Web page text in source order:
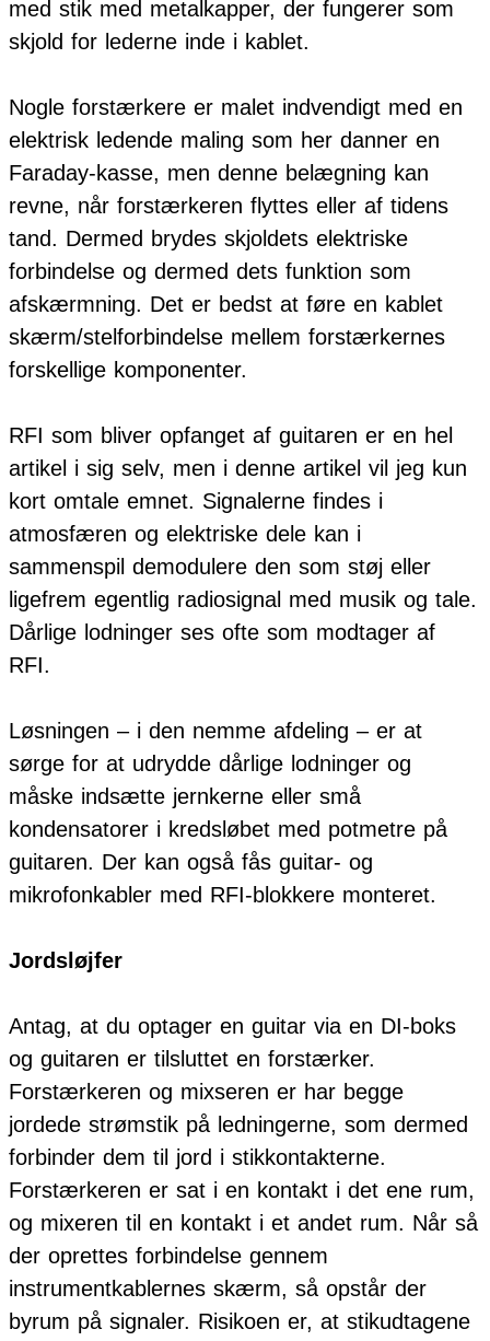
med stik med metalkapper, der fungerer som
skjold for lederne inde i kablet.
Nogle forstærkere er malet indvendigt med en
elektrisk ledende maling som her danner en
Faraday-kasse, men denne belægning kan
revne, når forstærkeren flyttes eller af tidens
tand. Dermed brydes skjoldets elektriske
forbindelse og dermed dets funktion som
afskærmning. Det er bedst at føre en kablet
skærm/stelforbindelse mellem forstærkernes
forskellige komponenter.
RFI som bliver opfanget af guitaren er en hel
artikel i sig selv, men i denne artikel vil jeg kun
kort omtale emnet. Signalerne findes i
atmosfæren og elektriske dele kan i
sammenspil demodulere den som støj eller
ligefrem egentlig radiosignal med musik og tale.
Dårlige lodninger ses ofte som modtager af
RFI.
Løsningen – i den nemme afdeling – er at
sørge for at udrydde dårlige lodninger og
måske indsætte jernkerne eller små
kondensatorer i kredsløbet med potmetre på
guitaren. Der kan også fås guitar- og
mikrofonkabler med RFI-blokkere monteret.
Jordsløjfer
Antag, at du optager en guitar via en DI-boks
og guitaren er tilsluttet en forstærker.
Forstærkeren og mixseren er har begge
jordede strømstik på ledningerne, som dermed
forbinder dem til jord i stikkontakterne.
Forstærkeren er sat i en kontakt i det ene rum,
og mixeren til en kontakt i et andet rum. Når så
der oprettes forbindelse gennem
instrumentkablernes skærm, så opstår der
byrum på signaler. Risikoen er, at stikudtagene